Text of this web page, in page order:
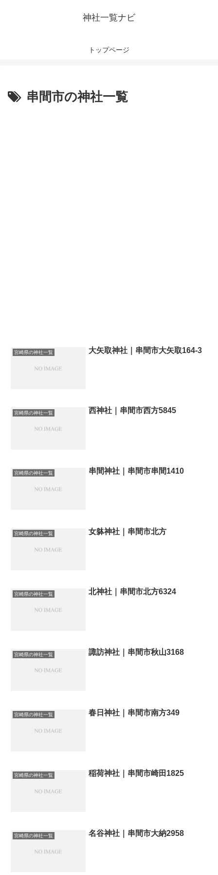
神社一覧ナビ
トップページ
串間市の神社一覧
宮崎県の神社一覧 大矢取神社｜串間市大矢取164-3
宮崎県の神社一覧 西神社｜串間市西方5845
宮崎県の神社一覧 串間神社｜串間市串間1410
宮崎県の神社一覧 女躰神社｜串間市北方
宮崎県の神社一覧 北神社｜串間市北方6324
宮崎県の神社一覧 諏訪神社｜串間市秋山3168
宮崎県の神社一覧 春日神社｜串間市南方349
宮崎県の神社一覧 稲荷神社｜串間市崎田1825
宮崎県の神社一覧 名谷神社｜串間市大納2958